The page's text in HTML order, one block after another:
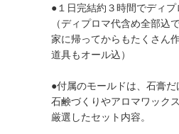
●１日完結約３時間でディプ
（ディプロマ代含め全部込
家に帰ってからもたくさん
道具もオール込）
●付属のモールドは、石膏だ
石鹸づくりやアロマワック
厳選したセット内容。